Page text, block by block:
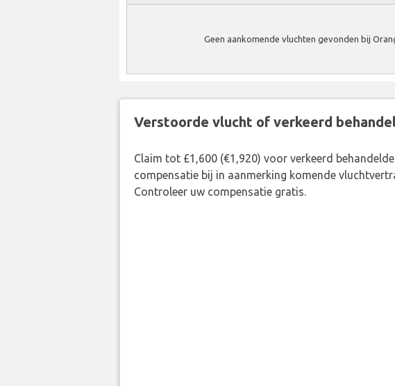
Geen aankomende vluchten gevonden bij
Verstoorde vlucht of verkeerd
Claim tot £1,600 (€1,920) voor verkeerd
compensatie bij in aanmerking komende
Controleer uw compensatie gratis.